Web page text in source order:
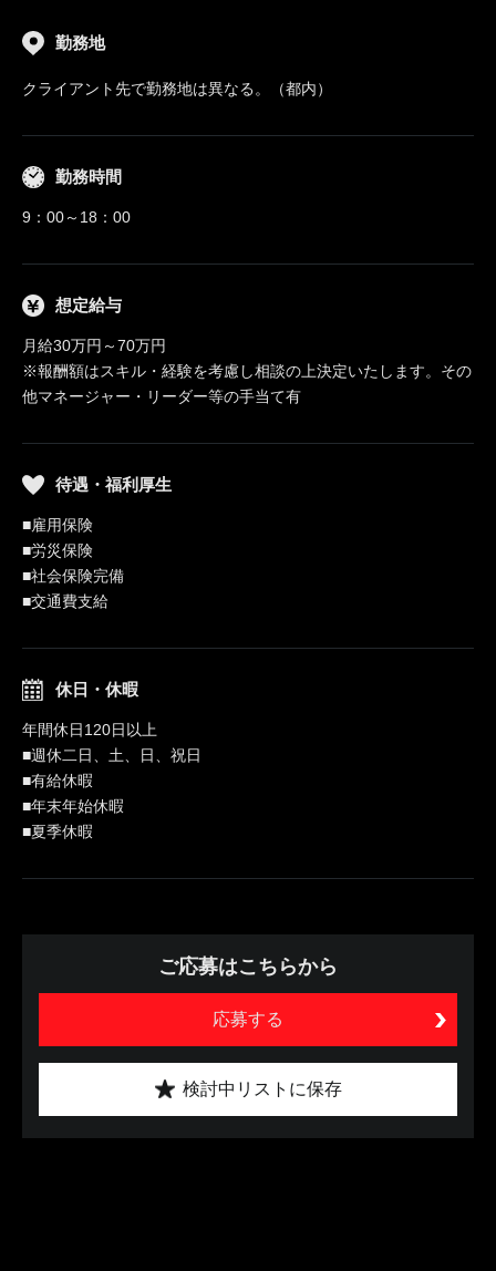
勤務地
クライアント先で勤務地は異なる。（都内）
勤務時間
9：00～18：00
想定給与
月給30万円～70万円
※報酬額はスキル・経験を考慮し相談の上決定いたします。その
他マネージャー・リーダー等の手当て有
待遇・福利厚生
■雇用保険
■労災保険
■社会保険完備
■交通費支給
休日・休暇
年間休日120日以上
■週休二日、土、日、祝日
■有給休暇
■年末年始休暇
■夏季休暇
ご応募はこちらから
応募する
検討中リストに保存